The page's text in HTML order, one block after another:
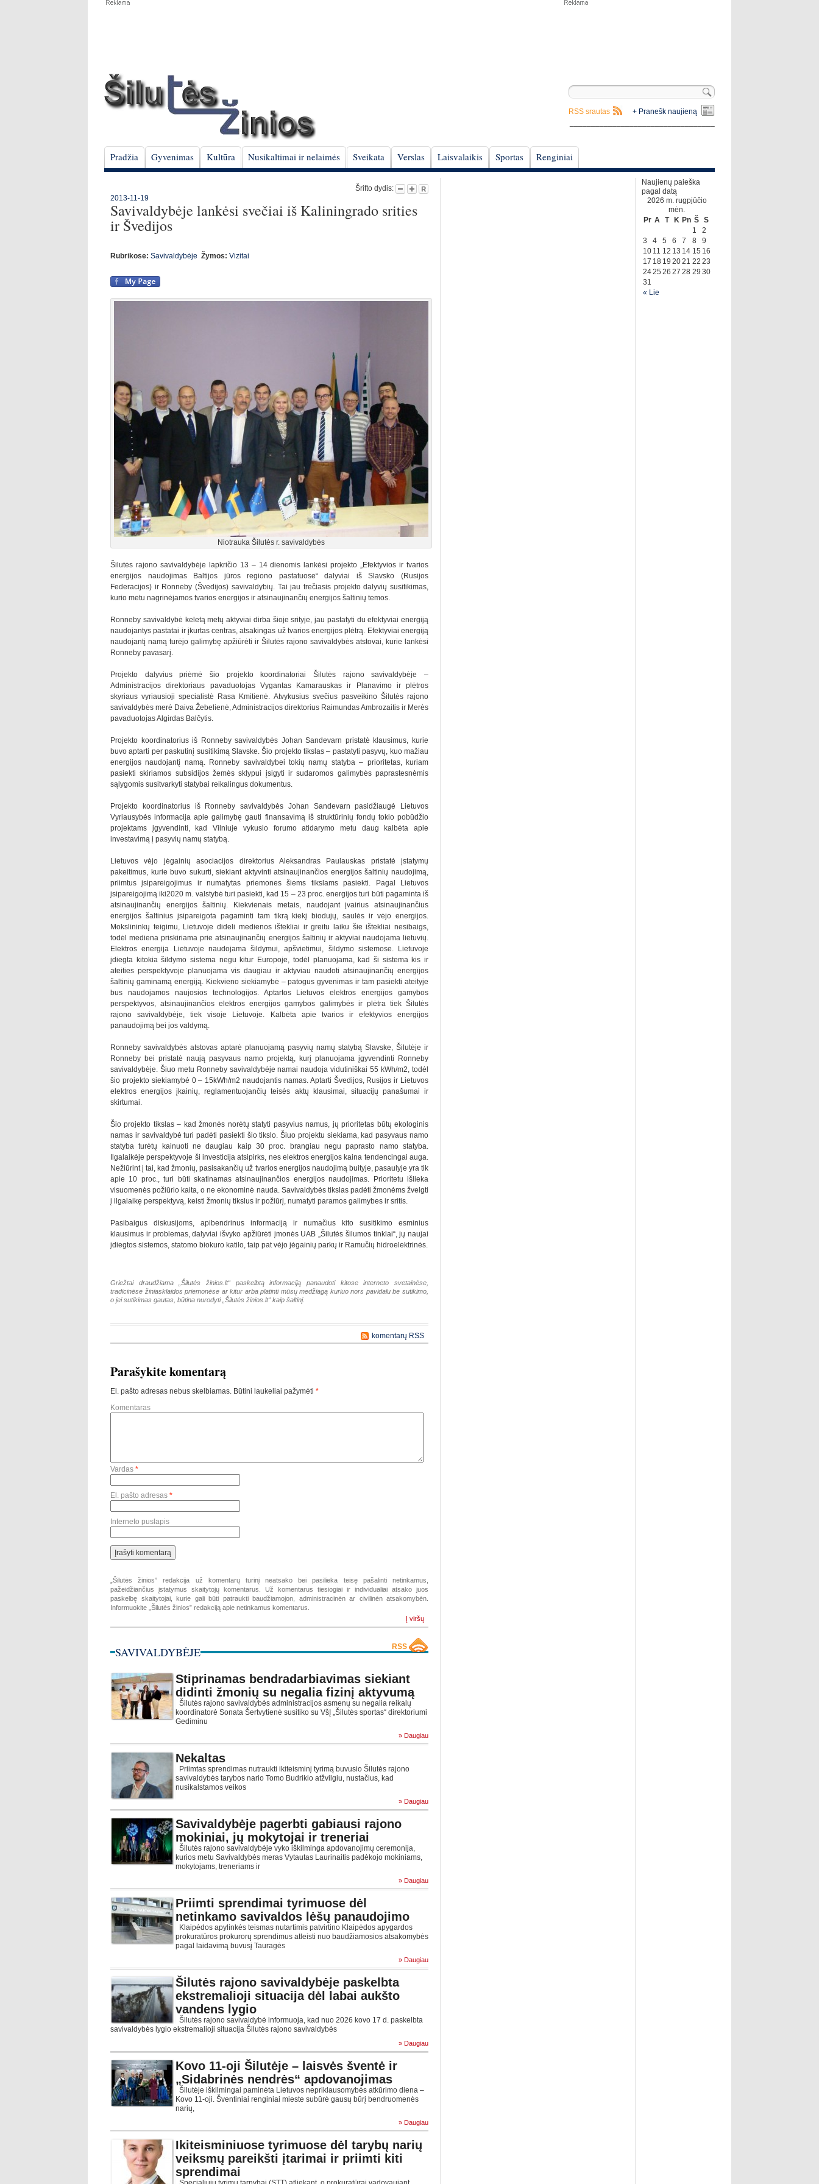
+ Pranešk naujieną
RSS srautas
Pradžia Gyvenimas Kultūra Nusikaltimai ir nelaimės Sveikata Verslas Laisvalaikis Sportas Renginiai
Šrifto dydis:
2013-11-19
Savivaldybėje lankėsi svečiai iš Kaliningrado srities
ir Švedijos
Rubrikose: Savivaldybėje Žymos: Vizitai
Niotrauka Šilutės r. savivaldybės
Šilutės rajono savivaldybėje lapkričio 13 – 14 dienomis lankėsi projekto „Efektyvios ir tvarios
energijos naudojimas Baltijos jūros regiono pastatuose“ dalyviai iš Slavsko (Rusijos
Federacijos) ir Ronneby (Švedijos) savivaldybių. Tai jau trečiasis projekto dalyvių susitikimas,
kurio metu nagrinėjamos tvarios energijos ir atsinaujinančių energijos šaltinių temos.
Ronneby savivaldybė keletą metų aktyviai dirba šioje srityje, jau pastatyti du efektyviai energiją
naudojantys pastatai ir įkurtas centras, atsakingas už tvarios energijos plėtrą. Efektyviai energiją
naudojantį namą turėjo galimybę apžiūrėti ir Šilutės rajono savivaldybės atstovai, kurie lankėsi
Ronneby pavasarį.
Projekto dalyvius priėmė šio projekto koordinatoriai Šilutės rajono savivaldybėje –
Administracijos direktoriaus pavaduotojas Vygantas Kamarauskas ir Planavimo ir plėtros
skyriaus vyriausioji specialistė Rasa Kmitienė. Atvykusius svečius pasveikino Šilutės rajono
savivaldybės merė Daiva Žebelienė, Administracijos direktorius Raimundas Ambrozaitis ir Merės
pavaduotojas Algirdas Balčytis.
Projekto koordinatorius iš Ronneby savivaldybės Johan Sandevarn pristatė klausimus, kurie
buvo aptarti per paskutinį susitikimą Slavske. Šio projekto tikslas – pastatyti pasyvų, kuo mažiau
energijos naudojantį namą. Ronneby savivaldybei tokių namų statyba – prioritetas, kuriam
pasiekti skiriamos subsidijos žemės sklypui įsigyti ir sudaromos galimybės paprastesnėmis
sąlygomis susitvarkyti statybai reikalingus dokumentus.
Projekto koordinatorius iš Ronneby savivaldybės Johan Sandevarn pasidžiaugė Lietuvos
Vyriausybės informacija apie galimybę gauti finansavimą iš struktūrinių fondų tokio pobūdžio
projektams įgyvendinti, kad Vilniuje vykusio forumo atidarymo metu daug kalbėta apie
investavimą į pasyvių namų statybą.
Lietuvos vėjo jėgainių asociacijos direktorius Aleksandras Paulauskas pristatė įstatymų
pakeitimus, kurie buvo sukurti, siekiant aktyvinti atsinaujinančios energijos šaltinių naudojimą,
priimtus įsipareigojimus ir numatytas priemones šiems tikslams pasiekti. Pagal Lietuvos
įsipareigojimą iki2020 m. valstybė turi pasiekti, kad 15 – 23 proc. energijos turi būti pagaminta iš
atsinaujinančių energijos šaltinių. Kiekvienais metais, naudojant įvairius atsinaujinančius
energijos šaltinius įsipareigota pagaminti tam tikrą kiekį biodujų, saulės ir vėjo energijos.
Mokslininkų teigimu, Lietuvoje dideli medienos ištekliai ir greitu laiku šie ištekliai nesibaigs,
todėl mediena priskiriama prie atsinaujinančių energijos šaltinių ir aktyviai naudojama lietuvių.
Elektros energija Lietuvoje naudojama šildymui, apšvietimui, šildymo sistemose. Lietuvoje
įdiegta kitokia šildymo sistema negu kitur Europoje, todėl planuojama, kad ši sistema kis ir
ateities perspektyvoje planuojama vis daugiau ir aktyviau naudoti atsinaujinančių energijos
šaltinių gaminamą energiją. Kiekvieno siekiamybė – patogus gyvenimas ir tam pasiekti ateityje
bus naudojamos naujosios technologijos. Aptartos Lietuvos elektros energijos gamybos
perspektyvos, atsinaujinančios elektros energijos gamybos galimybės ir plėtra tiek Šilutės
rajono savivaldybėje, tiek visoje Lietuvoje. Kalbėta apie tvarios ir efektyvios energijos
panaudojimą bei jos valdymą.
Ronneby savivaldybės atstovas aptarė planuojamą pasyvių namų statybą Slavske, Šilutėje ir
Ronneby bei pristatė naują pasyvaus namo projektą, kurį planuojama įgyvendinti Ronneby
savivaldybėje. Šiuo metu Ronneby savivaldybėje namai naudoja vidutiniškai 55 kWh/m2, todėl
šio projekto siekiamybė 0 – 15kWh/m2 naudojantis namas. Aptarti Švedijos, Rusijos ir Lietuvos
elektros energijos įkainių, reglamentuojančių teisės aktų klausimai, situacijų panašumai ir
skirtumai.
Šio projekto tikslas – kad žmonės norėtų statyti pasyvius namus, jų prioritetas būtų ekologinis
namas ir savivaldybė turi padėti pasiekti šio tikslo. Šiuo projektu siekiama, kad pasyvaus namo
statyba turėtų kainuoti ne daugiau kaip 30 proc. brangiau negu paprasto namo statyba.
Ilgalaikėje perspektyvoje ši investicija atsipirks, nes elektros energijos kaina tendencingai auga.
Nežiūrint į tai, kad žmonių, pasisakančių už tvarios energijos naudojimą buityje, pasaulyje yra tik
apie 10 proc., turi būti skatinamas atsinaujinančios energijos naudojimas. Prioritetu išlieka
visuomenės požiūrio kaita, o ne ekonominė nauda. Savivaldybės tikslas padėti žmonėms žvelgti
į ilgalaikę perspektyvą, keisti žmonių tikslus ir požiūrį, numatyti paramos galimybes ir sritis.
Pasibaigus diskusijoms, apibendrinus informaciją ir numačius kito susitikimo esminius
klausimus ir problemas, dalyviai išvyko apžiūrėti įmonės UAB „Šilutės šilumos tinklai“, jų naujai
įdiegtos sistemos, statomo biokuro katilo, taip pat vėjo jėgainių parkų ir Ramučių hidroelektrinės.
Griežtai draudžiama „Šilutės žinios.lt“ paskelbtą informaciją panaudoti kitose interneto svetainėse,
tradicinėse žiniasklaidos priemonėse ar kitur arba platinti mūsų medžiagą kuriuo nors pavidalu be sutikimo,
o jei sutikimas gautas, būtina nurodyti „Šilutės žinios.lt“ kaip šaltinį.
komentarų RSS
Parašykite komentarą
El. pašto adresas nebus skelbiamas. Būtini laukeliai pažymėti *
Komentaras
Vardas *
El. pašto adresas *
Interneto puslapis
„Šilutės žinios” redakcija už komentarų turinį neatsako bei pasilieka teisę pašalinti netinkamus,
pažeidžiančius įstatymus skaitytojų komentarus. Už komentarus tiesiogiai ir individualiai atsako juos
paskelbę skaitytojai, kurie gali būti patraukti baudžiamojon, administracinėn ar civilinėn atsakomybėn.
Informuokite „Šilutės žinios” redakciją apie netinkamus komentarus.
Į viršų
SAVIVALDYBĖJE RSS
Stiprinamas bendradarbiavimas siekiant
didinti žmonių su negalia fizinį aktyvumą
Šilutės rajono savivaldybės administracijos asmenų su negalia reikalų
koordinatorė Sonata Šertvytienė susitiko su VšĮ „Šilutės sportas“ direktoriumi
Gediminu
» Daugiau
Nekaltas
Priimtas sprendimas nutraukti ikiteisminį tyrimą buvusio Šilutės rajono
savivaldybės tarybos nario Tomo Budrikio atžvilgiu, nustačius, kad
nusikalstamos veikos
» Daugiau
Savivaldybėje pagerbti gabiausi rajono
mokiniai, jų mokytojai ir treneriai
Šilutės rajono savivaldybėje vyko iškilminga apdovanojimų ceremonija,
kurios metu Savivaldybės meras Vytautas Laurinaitis padėkojo mokiniams,
mokytojams, treneriams ir
» Daugiau
Priimti sprendimai tyrimuose dėl
netinkamo savivaldos lėšų panaudojimo
Klaipėdos apylinkės teismas nutartimis patvirtino Klaipėdos apygardos
prokuratūros prokurorų sprendimus atleisti nuo baudžiamosios atsakomybės
pagal laidavimą buvusį Tauragės
» Daugiau
Šilutės rajono savivaldybėje paskelbta
ekstremalioji situacija dėl labai aukšto
vandens lygio
Šilutės rajono savivaldybė informuoja, kad nuo 2026 kovo 17 d. paskelbta
savivaldybės lygio ekstremalioji situacija Šilutės rajono savivaldybės
» Daugiau
Kovo 11-oji Šilutėje – laisvės šventė ir
„Sidabrinės nendrės“ apdovanojimas
Šilutėje iškilmingai paminėta Lietuvos nepriklausomybės atkūrimo diena –
Kovo 11-oji. Šventiniai renginiai mieste subūrė gausų būrį bendruomenės
narių,
» Daugiau
Ikiteisminiuose tyrimuose dėl tarybų narių
veiksmų pareikšti įtarimai ir priimti kiti
sprendimai
Naujienų paieška
pagal datą
2026 m. rugpjūčio
mėn.
Pr A T K Pn Š S
« Lie
1
2
3
4 5 6 7 8
9
10 11 12 13 14 15 16
17 18 19 2021 22 23
2425 26 27 28 29 30
31